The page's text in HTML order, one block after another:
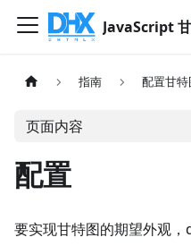
JavaScript
指南 配置甘特
页面内容
配置
要实现甘特图的期望外观